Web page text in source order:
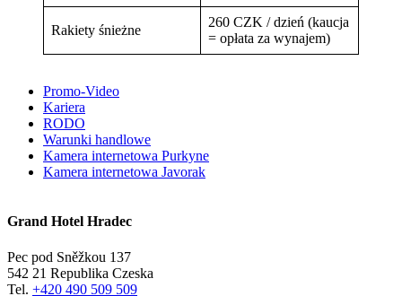
Rakiety śnieżne
260 CZK / dzień (kaucja
= opłata za wynajem)
Promo-Video
Kariera
RODO
Warunki handlowe
Kamera internetowa Purkyne
Kamera internetowa Javorak
Grand Hotel Hradec
Pec pod Sněžkou 137
542 21 Republika Czeska
Tel. +420 490 509 509